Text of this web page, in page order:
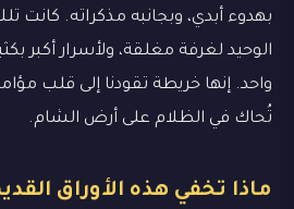
بهدوء أبدي، وبجانبه مذكراته. كانت
الوحيد لغرفة مغلقة، ولأسرار أكبر
واحد. إنها خريطة تقودنا إلى قلب
تُحاك في الظلام على أرض الشام.
ماذا تخفي هذه الأوراق